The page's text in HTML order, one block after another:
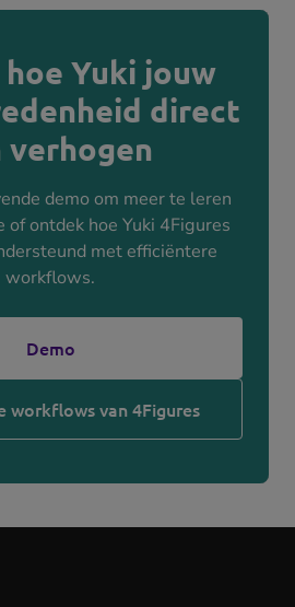
Yuki jouw
direct
verhogen
demo om meer te leren
of ontdek hoe Yuki 4Figures
met efficiëntere
workflows.
Demo
workflows van 4Figures